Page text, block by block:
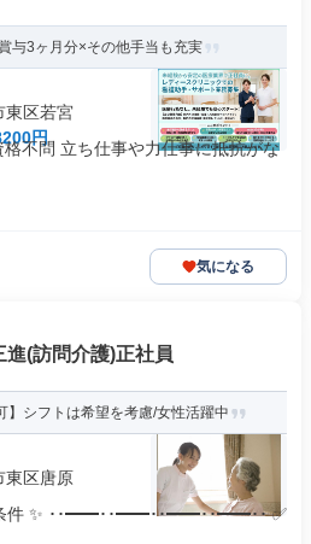
与3ヶ月分×その他手当も充実
東区若宮
円
不問 立ち仕事や力仕事に抵抗がな
気になる
(訪問介護)正社員
】シフトは希望を考慮/女性活躍中
東区唐原
条件 ✨ ･･━━･･━━･･━━･･━━･･ ✅